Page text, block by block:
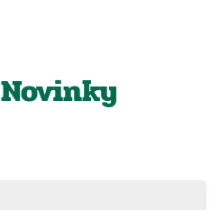
Novinky